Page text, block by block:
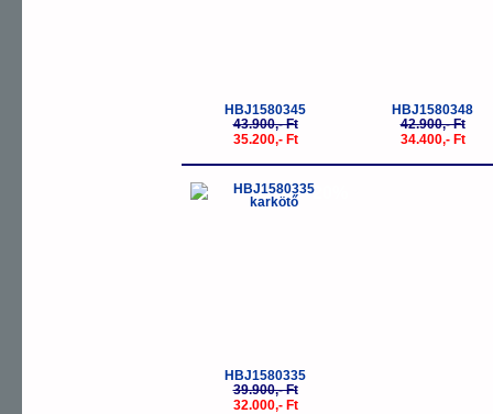
HBJ1580345
43.900,- Ft
35.200,- Ft
HBJ1580348
42.900,- Ft
34.400,- Ft
-20%
HBJ1580335
39.900,- Ft
32.000,- Ft